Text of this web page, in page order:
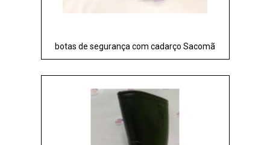
botas de segurança com cadarço Sacomã